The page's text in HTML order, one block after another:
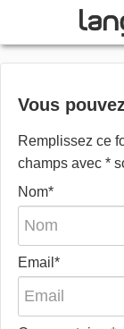
Contactez-nous
PARCOURIR
Se connecter
Aide
Monnaie
Vous
Remplissez ce
champs avec *
Nom*
Email*